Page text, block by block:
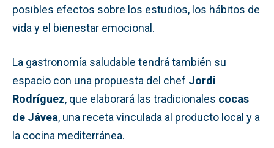
posibles efectos sobre los estudios, los hábitos de
vida y el bienestar emocional.
La gastronomía saludable tendrá también su
espacio con una propuesta del chef Jordi
Rodríguez, que elaborará las tradicionales cocas
de Jávea, una receta vinculada al producto local y a
la cocina mediterránea.